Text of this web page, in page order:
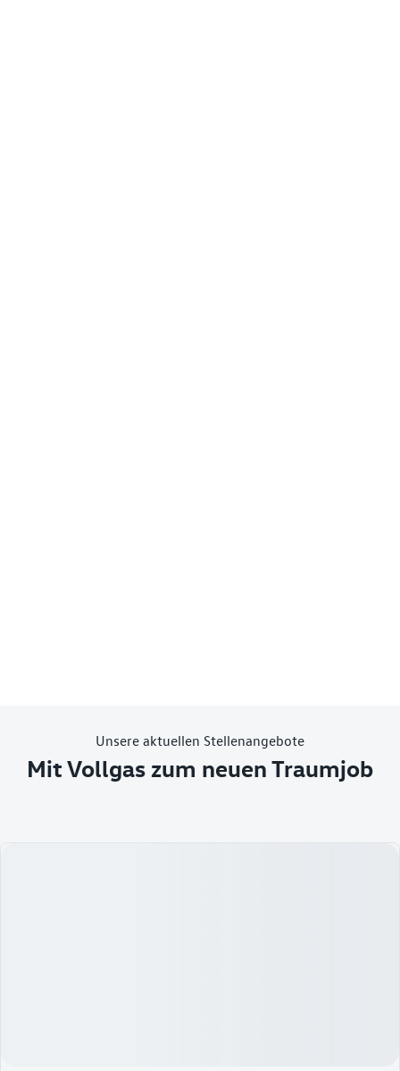
Unsere aktuellen Stellenangebote
Mit Vollgas zum neuen Traumjob